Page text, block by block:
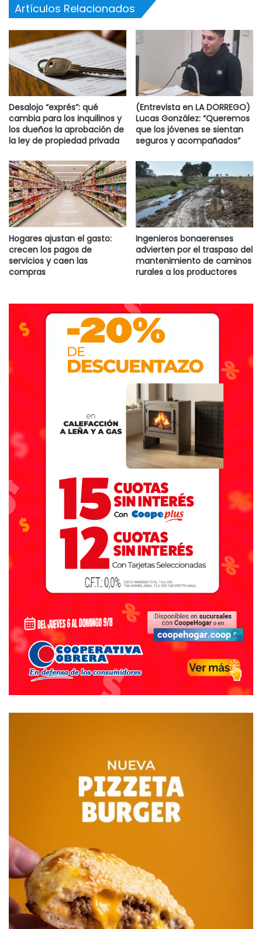
Artículos Relacionados
Desalojo “exprés”: qué
cambia para los inquilinos y
los dueños la aprobación de
la ley de propiedad privada
(Entrevista en LA DORREGO)
Lucas González: “Queremos
que los jóvenes se sientan
seguros y acompañados”
Hogares ajustan el gasto:
crecen los pagos de
servicios y caen las
compras
Ingenieros bonaerenses
advierten por el traspaso del
mantenimiento de caminos
rurales a los productores